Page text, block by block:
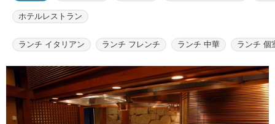
ホテルレストラン
ランチ イタリアン ランチ フレンチ ランチ 中華 ランチ 個